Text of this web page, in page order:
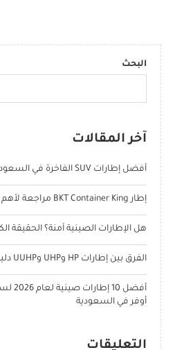
البحث
آخر المقالات
أفضل إطارات SUV الفاخرة في السعودية لعام 2026
إطار BKT Container King مراجعة لأهم إطارات معدات الموانئ
هل الإطارات الصينية آمنة؟ الحقيقة
الفرق بين إطارات HP وUHP وUUHP دليل السائق العربي لعام 2026
أفضل
أوفر في السعودية
التعليقات